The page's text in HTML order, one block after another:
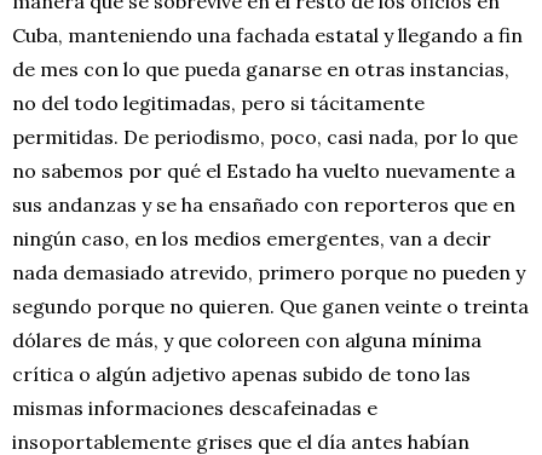
Cuba, manteniendo una fachada estatal y llegando a fin
de mes con lo que pueda ganarse en otras instancias,
no del todo legitimadas, pero si tácitamente
permitidas. De periodismo, poco, casi nada, por lo que
no sabemos por qué el Estado ha vuelto nuevamente a
sus andanzas y se ha ensañado con reporteros que en
ningún caso, en los medios emergentes, van a decir
nada demasiado atrevido, primero porque no pueden y
segundo porque no quieren. Que ganen veinte o treinta
dólares de más, y que coloreen con alguna mínima
crítica o algún adjetivo apenas subido de tono las
mismas informaciones descafeinadas e
insoportablemente grises que el día antes habían